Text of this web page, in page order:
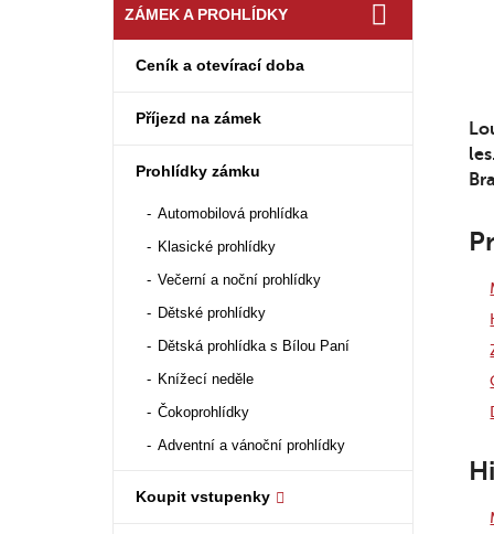
ZÁMEK A PROHLÍDKY
Ceník a otevírací doba
Příjezd na zámek
Prohlídky zámku
Automobilová prohlídka
Klasické prohlídky
Večerní a noční prohlídky
Dětské prohlídky
Dětská prohlídka s Bílou Paní
Knížecí neděle
Čokoprohlídky
Adventní a vánoční prohlídky
Koupit vstupenky